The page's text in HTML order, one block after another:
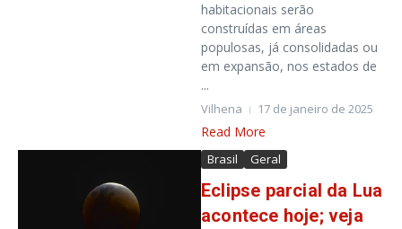
habitacionais serão
construídas em áreas
populosas, já consolidadas ou
em expansão, nos estados de
...
Vilhena 17 de janeiro de 2025
Read More
Brasil Geral
Eclipse parcial da Lua
acontece hoje; veja